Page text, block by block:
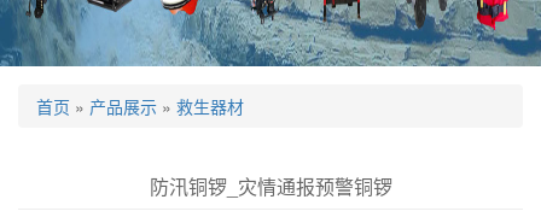
首页 » 产品展示 » 救生器材
防汛铜锣_灾情通报预警铜锣